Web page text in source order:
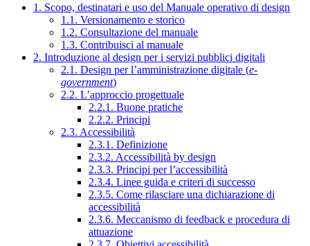
1. Scopo, destinatari e uso del Manuale operativo di design
1.1. Versionamento e storico
1.2. Consultazione del manuale
1.3. Contribuisci al manuale
2. Introduzione al design per i servizi pubblici digitali
2.1. Design per l’amministrazione digitale (e-
government)
2.2. L’approccio progettuale
2.2.1. Buone pratiche
2.2.2. Principi
2.3. Accessibilità
2.3.1. Definizione
2.3.2. Accessibilità by design
2.3.3. Principi per l’accessibilità
2.3.4. Linee guida e criteri di successo
2.3.5. Come rilasciare una dichiarazione di
accessibilità
2.3.6. Meccanismo di feedback e procedura di
attuazione